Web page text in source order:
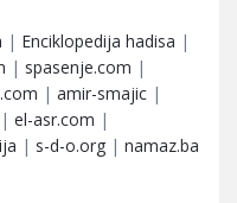
| Enciklopedija hadisa |
| spasenje.com |
| amir-smajic |
| el-asr.com |
| s-d-o.org | namaz.ba